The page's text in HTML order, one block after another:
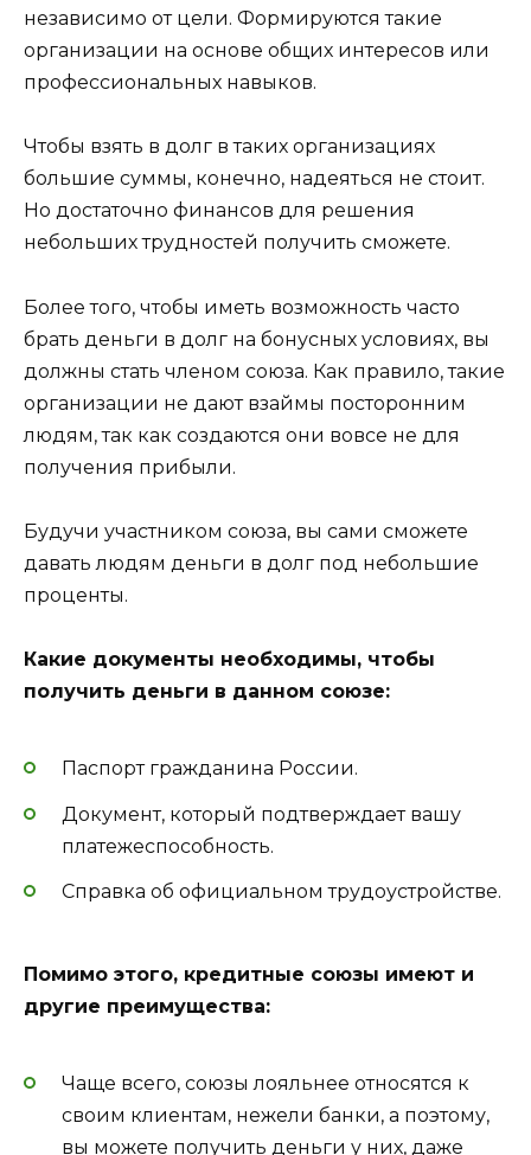
независимо от цели. Формируются такие
организации на основе общих интересов или
профессиональных навыков.
Чтобы взять в долг в таких организациях
большие суммы, конечно, надеяться не стоит.
Но достаточно финансов для решения
небольших трудностей получить сможете.
Более того, чтобы иметь возможность часто
брать деньги в долг на бонусных условиях, вы
должны стать членом союза. Как правило, такие
организации не дают взаймы посторонним
людям, так как создаются они вовсе не для
получения прибыли.
Будучи участником союза, вы сами сможете
давать людям деньги в долг под небольшие
проценты.
Какие документы необходимы, чтобы
получить деньги в данном союзе:
Паспорт гражданина России.
Документ, который подтверждает вашу
платежеспособность.
Справка об официальном трудоустройстве.
Помимо этого, кредитные союзы имеют и
другие преимущества:
Чаще всего, союзы лояльнее относятся к
своим клиентам, нежели банки, а поэтому,
вы можете получить деньги у них, даже